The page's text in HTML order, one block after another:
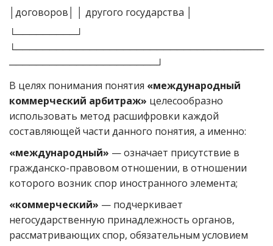
│договоров│ │ другого государства │
└─────────┘
└─────────────────────────────────────
──────────────────────┘
В целях понимания понятия «международный
коммерческий арбитраж» целесообразно
использовать метод расшифровки каждой
составляющей части данного понятия, а именно:
«международный» — означает присутствие в
гражданско-правовом отношении, в отношении
которого возник спор иностранного элемента;
«коммерческий» — подчеркивает
негосударственную принадлежность органов,
рассматривающих спор, обязательным условием